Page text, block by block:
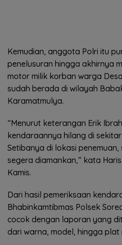
Kemudian, anggota Polri itu
penelusuran hingga akhirnya
motor milik korban warga
sudah berada di wilayah
Karamatmulya.
“Menurut keterangan Erik
kendaraannya hilang di
Setibanya di lokasi
segera diamankan,” kata
Kamis.
Dari hasil pemeriksaan
Bhabinkamtibmas Polsek
cocok dengan laporan yang
dari warna, model, hingga plat